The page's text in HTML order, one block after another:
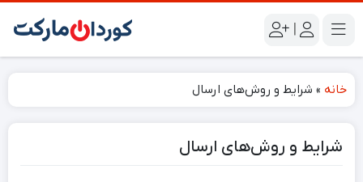
|
خانه » شرایط و روش‌های ارسال
شرایط و روش‌های ارسال